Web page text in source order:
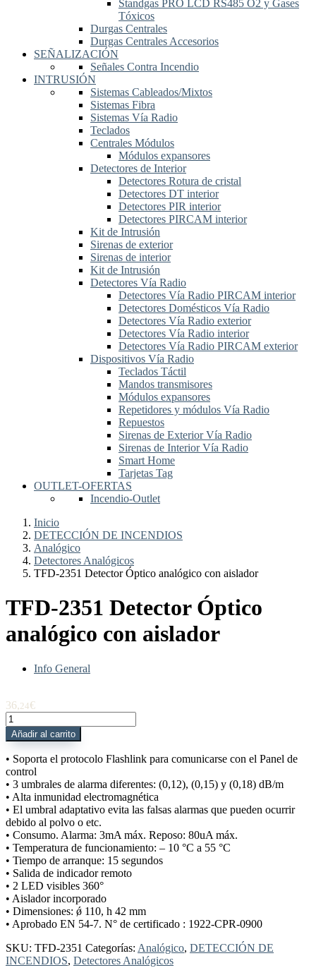
Standgas PRO LCD RS485 O2 y Gases
Tóxicos
Durgas Centrales
Durgas Centrales Accesorios
SEÑALIZACIÓN
Señales Contra Incendio
INTRUSIÓN
Sistemas Cableados/Mixtos
Sistemas Fibra
Sistemas Vía Radio
Teclados
Centrales Módulos
Módulos expansores
Detectores de Interior
Detectores Rotura de cristal
Detectores DT interior
Detectores PIR interior
Detectores PIRCAM interior
Kit de Intrusión
Sirenas de exterior
Sirenas de interior
Kit de Intrusión
Detectores Vía Radio
Detectores Vía Radio PIRCAM interior
Detectores Domésticos Vía Radio
Detectores Vía Radio exterior
Detectores Vía Radio interior
Detectores Vía Radio PIRCAM exterior
Dispositivos Vía Radio
Teclados Táctil
Mandos transmisores
Módulos expansores
Repetidores y módulos Vía Radio
Repuestos
Sirenas de Exterior Vía Radio
Sirenas de Interior Vía Radio
Smart Home
Tarjetas Tag
OUTLET-OFERTAS
Incendio-Outlet
Inicio
DETECCIÓN DE INCENDIOS
Analógico
Detectores Analógicos
TFD-2351 Detector Óptico analógico con aislador
TFD-2351 Detector Óptico
analógico con aislador
Info General
36,24€
TFD-
2351
Detector
Óptico
analógico
con
aislador
cantidad
Añadir al carrito
• Soporta el protocolo Flashlink para comunicarse con el Panel de
control
• 3 umbrales de alarma diferentes: (0,12), (0,15) y (0,18) dB/m
• Alta inmunidad electromagnética
• El umbral adaptativo evita las falsas alarmas que pueden ocurrir
debido al polvo o etc.
• Consumo. Alarma: 3mA máx. Reposo: 80uA máx.
• Temperatura de funcionamiento: – 10 °C a 55 °C
• Tiempo de arranque: 15 segundos
• Salida de indicador remoto
• 2 LED visibles 360°
• Aislador incorporado
• Dimensiones: ǿ 110, h 42 mm
• Aprobado EN 54-7. N° de certificado : 1922-CPR-0900
SKU: TFD-2351 Categorías: Analógico, DETECCIÓN DE
INCENDIOS, Detectores Analógicos